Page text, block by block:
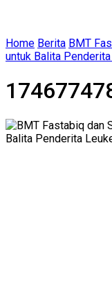
Home Berita BMT
untuk Balita